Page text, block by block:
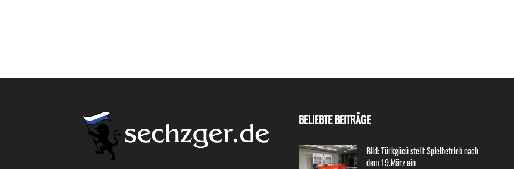
BELIEBTE BEITRÄGE
Bild: Türkgücü stellt Spielbetrieb nach
dem 19.März ein